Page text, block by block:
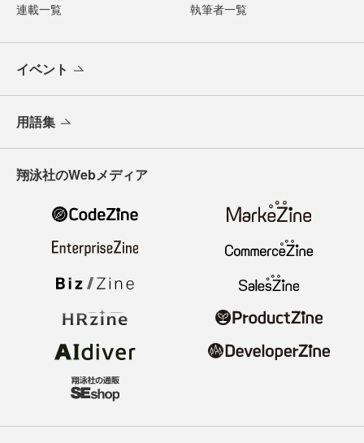
連載一覧 執筆者一覧
イベント
用語集
翔泳社のWebメディア